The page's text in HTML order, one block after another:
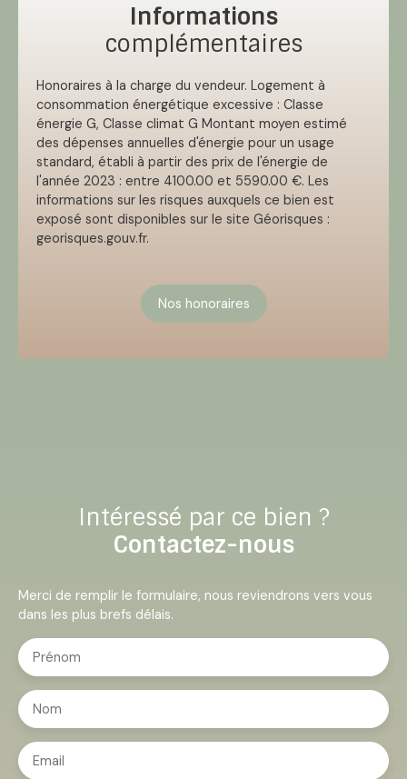
Informations
complémentaires
Honoraires à la charge du vendeur. Logement à
consommation énergétique excessive : Classe
énergie G, Classe climat G Montant moyen estimé
des dépenses annuelles d'énergie pour un usage
standard, établi à partir des prix de l'énergie de
l'année 2023 : entre 4100.00 et 5590.00 €. Les
informations sur les risques auxquels ce bien est
exposé sont disponibles sur le site Géorisques :
georisques.gouv.fr.
Nos honoraires
Intéressé par ce bien ?
Contactez-nous
Merci de remplir le formulaire, nous reviendrons vers vous
dans les plus brefs délais.
Prénom
Nom
Email